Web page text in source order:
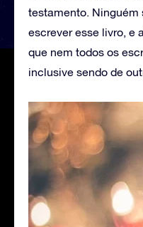
testamento. Ninguém
escrever esse livro, e
que nem todos os
inclusive sendo de